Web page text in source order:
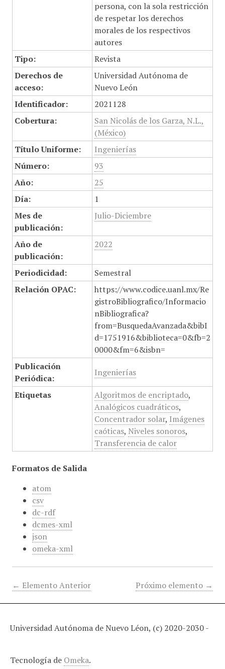
persona, con la sola restricción
de respetar los derechos
morales de los respectivos
autores
Tipo:
Revista
Derechos de
acceso:
Universidad Autónoma de
Nuevo León
Identificador:
2021128
Cobertura:
San Nicolás de los Garza, N.L.,
(México)
Título Uniforme:
Ingenierías
Número:
93
Año:
25
Día:
1
Mes de
publicación:
Julio-Diciembre
Año de
publicación:
2022
Periodicidad:
Semestral
Relación OPAC:
https://www.codice.uanl.mx/Re
gistroBibliografico/Informacio
nBibliografica?
from=BusquedaAvanzada&bibI
d=1751916&biblioteca=0&fb=2
0000&fm=6&isbn=
Publicación
Periódica:
Ingenierías
Etiquetas Algoritmos de encriptado,
Analógicos cuadráticos,
Concentrador solar, Imágenes
caóticas, Niveles sonoros,
Transferencia de calor
Formatos de Salida
atom
csv
dc-rdf
dcmes-xml
json
omeka-xml
← Elemento Anterior Próximo elemento →
Universidad Autónoma de Nuevo Léon, (c) 2020-2030 -
Tecnología de Omeka.